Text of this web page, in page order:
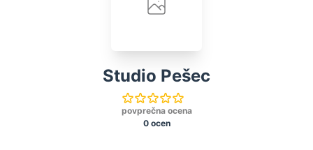
Studio Pešec
povprečna ocena
0 ocen